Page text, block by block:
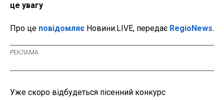
це увагу
Про це повідомляє Новини.LIVE, передає RegioNews.
Уже скоро відбудеться пісенний конкурс